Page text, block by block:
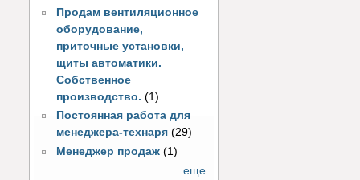
Продам вентиляционное
оборудование,
приточные установки,
щиты автоматики.
Собственное
производство. (1)
Постоянная работа для
менеджера-технаря (29)
Менеджер продаж (1)
еще